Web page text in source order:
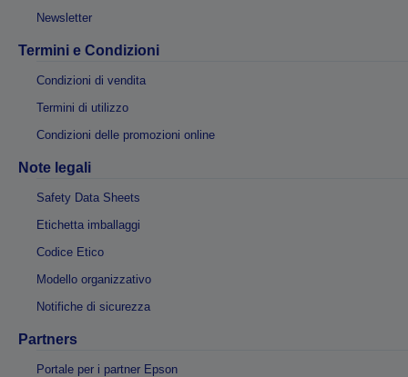
Newsletter
Termini e Condizioni
Condizioni di vendita
Termini di utilizzo
Condizioni delle promozioni online
Note legali
Safety Data Sheets
Etichetta imballaggi
Codice Etico
Modello organizzativo
Notifiche di sicurezza
Partners
Portale per i partner Epson